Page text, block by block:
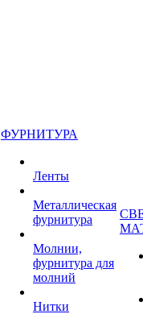
ФУРНИТУРА
Ленты
Металлическая
фурнитура
Молнии,
фурнитура для
молний
Нитки